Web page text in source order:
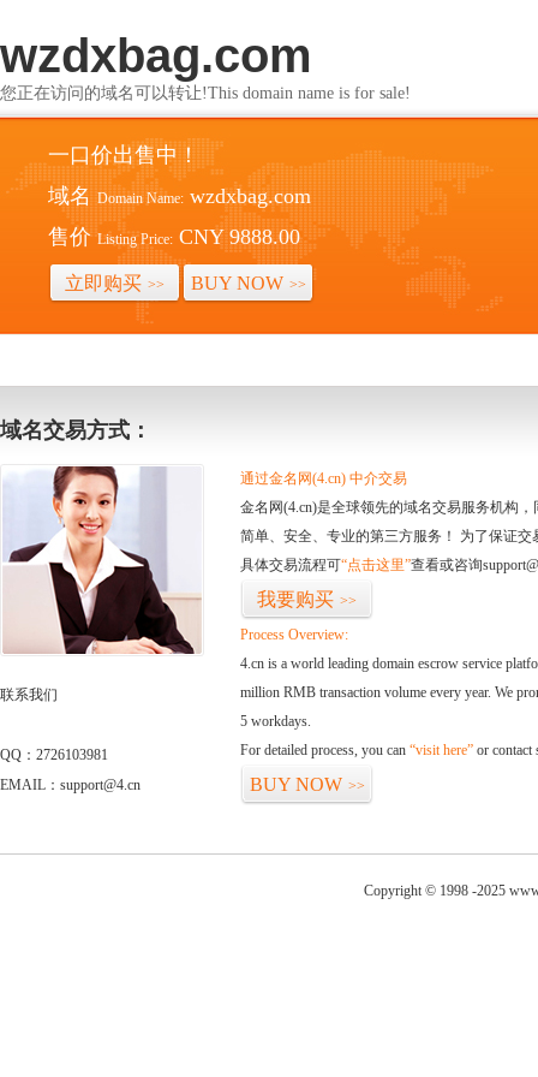
wzdxbag.com
您正在访问的域名可以转让!This domain name is for sale!
一口价出售中！
域名 Domain Name: wzdxbag.com
售价 Listing Price: CNY 9888.00
立即购买 >> BUY NOW >>
域名交易方式：
联系我们
QQ：2726103981
EMAIL：support@4.cn
通过金名网(4.cn) 中介交易
金名网(4.cn)是全球领先的域名交易服务机构
简单、安全、专业的第三方服务！ 为了保证
具体交易流程可“点击这里”查看或咨询
我要购买 >>
Process Overview:
4.cn is a world leading domain escrow service
million RMB transaction volume every year. We
5 workdays.
For detailed process, you can “visit here” or contact
BUY NOW >>
Copyright © 1998 -2025